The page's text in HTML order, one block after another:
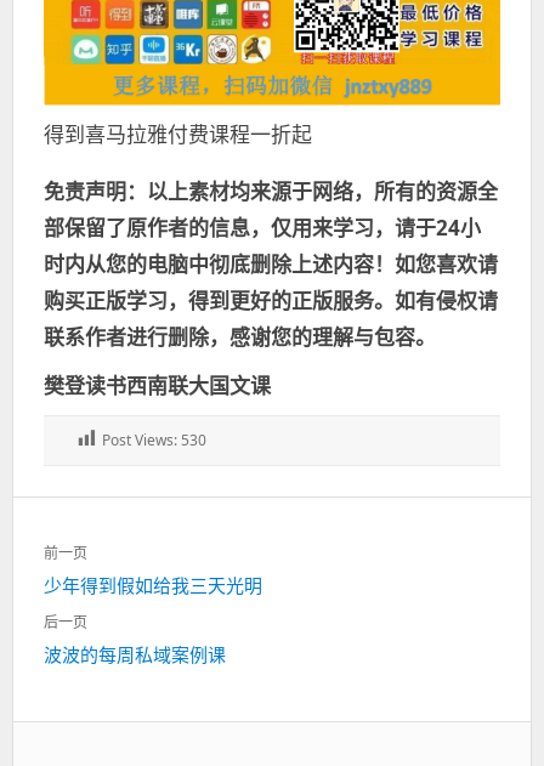
得到喜马拉雅付费课程一折起
免责声明：以上素材均来源于网络，所有的资源全
部保留了原作者的信息，仅用来学习，请于24小
时内从您的电脑中彻底删除上述内容！如您喜欢请
购买正版学习，得到更好的正版服务。如有侵权请
联系作者进行删除，感谢您的理解与包容。
樊登读书西南联大国文课
Post Views: 530
文
章
导
航
前一页
上
一
少年得到假如给我三天光明
后一页
下
波波的每周私域案例课